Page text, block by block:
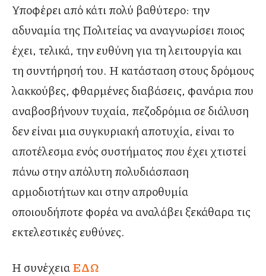
Υποφέρει από κάτι πολύ βαθύτερο: την
αδυναμία της Πολιτείας να αναγνωρίσει ποιος
έχει, τελικά, την ευθύνη για τη λειτουργία και
τη συντήρησή του. Η κατάσταση στους δρόμους
λακκούβες, φθαρμένες διαβάσεις, φανάρια που
αναβοσβήνουν τυχαία, πεζοδρόμια σε διάλυση
δεν είναι μια συγκυριακή αποτυχία, είναι το
αποτέλεσμα ενός συστήματος που έχει χτιστεί
πάνω στην απόλυτη πολυδιάσπαση
αρμοδιοτήτων και στην απροθυμία
οποιουδήποτε φορέα να αναλάβει ξεκάθαρα τις
εκτελεστικές ευθύνες.
Η συνέχειαΕΔΩ